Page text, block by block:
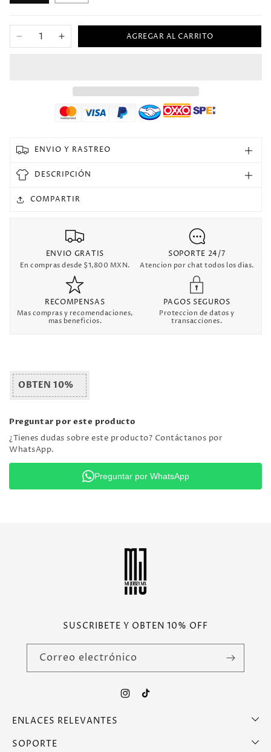
Reducir
Selecciones
Retro
Aumentar
Visitante
Versión
Retro
AGREGAR AL CARRITO
ENVIO Y RASTREO
DESCRIPCIÓN
COMPARTIR
ENVIO GRATIS
En compras desde $1,800 MXN.
SOPORTE 24/7
Atencion por chat todos los dias.
RECOMPENSAS
Mas compras y recomendaciones,
mas beneficios.
PAGOS SEGUROS
Proteccion de datos y
transacciones.
OBTEN 10%
Preguntar por este producto
¿Tienes dudas sobre este producto? Contáctanos por
WhatsApp.
Preguntar por WhatsApp
SUSCRIBETE Y OBTEN 10% OFF
Correo electrónico
Instagram
TikTok
ENLACES RELEVANTES
SOPORTE